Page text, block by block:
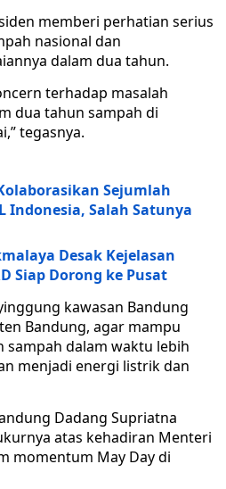
memberi perhatian serius
nasional dan
dalam dua tahun.
terhadap masalah
dua tahun sampah di
tegasnya.
Sejumlah
Indonesia, Salah Satunya
Desak Kejelasan
Siap Dorong ke Pusat
kawasan Bandung
Bandung, agar mampu
sampah dalam waktu lebih
menjadi energi listrik dan
Dadang Supriatna
atas kehadiran Menteri
momentum May Day di